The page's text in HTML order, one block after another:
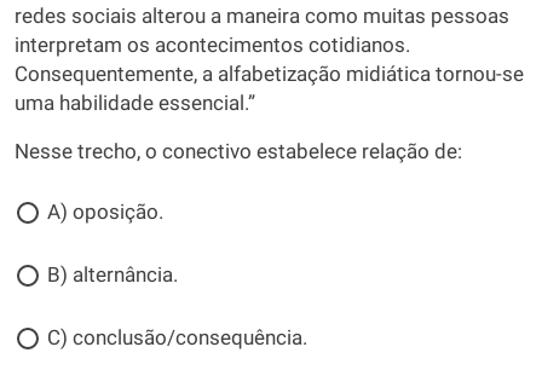
redes sociais alterou a maneira como muitas pessoas
interpretam os acontecimentos cotidianos.
Consequentemente, a alfabetização midiática tornou-se
uma habilidade essencial.”
Nesse trecho, o conectivo estabelece relação de:
A) oposição.
B) alternância.
C) conclusão/consequência.